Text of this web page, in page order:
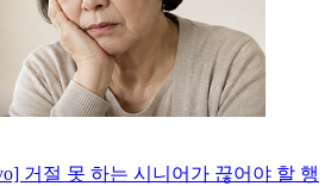
거절 못 하는 시니어가 끊어야 할 행